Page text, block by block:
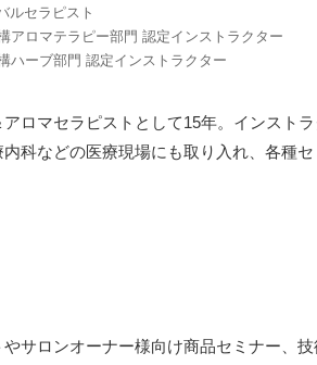
ルセラピスト
アロマテラピー部門 認定インストラクター
ハーブ部門 認定インストラクター
ロマセラピストとして15年。インスト
科などの医療現場にも取り入れ、各種セ
サロンオーナー様向け商品セミナー、